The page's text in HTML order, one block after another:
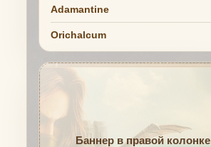
Adamantine
Orichalcum
Баннер в правой колонке